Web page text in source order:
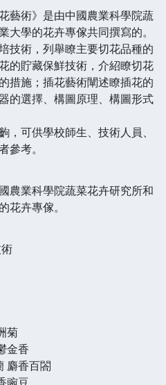
藝術》是由中國農業科學院蔬
大學的花卉專傢共同撰寫的。
技術，列舉瞭主要切花品種的
的貯藏保鮮技術，介紹瞭切花
措施；插花藝術闡述瞭插花的
的選擇、構圖原理、構圖形式
，可供學校師生、技術人員、
參考。
農業科學院蔬菜花卉研究所和
花卉專傢。
菊
金香
麝香百閤